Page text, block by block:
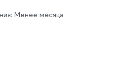
Менее месяца